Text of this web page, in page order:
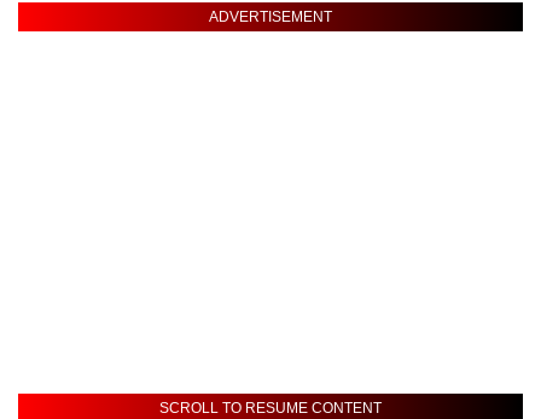
ADVERTISEMENT
SCROLL TO RESUME CONTENT